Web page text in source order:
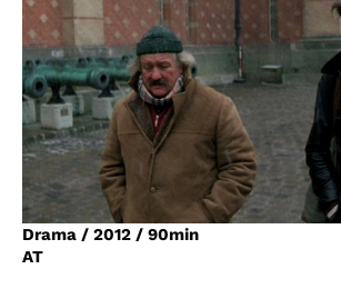
So geht’s
Filmpakete
Gutscheine
& Filmpässe
Account
Suche
Drama / 2012 / 90min
AT